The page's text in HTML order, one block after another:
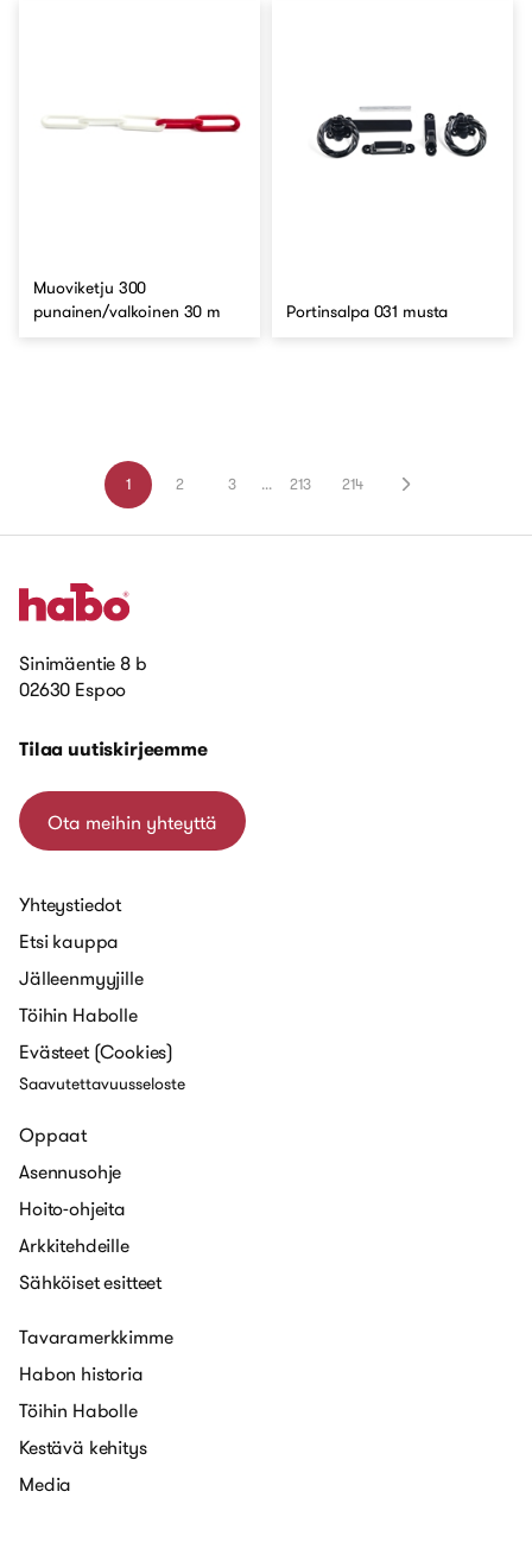
Muoviketju 300
punainen/valkoinen 30 m
Portinsalpa 031 musta
1 2 3 ... 213 214
Sinimäentie 8 b
02630 Espoo
Tilaa uutiskirjeemme
Ota meihin yhteyttä
Yhteystiedot
Etsi kauppa
Jälleenmyyjille
Töihin Habolle
Evästeet (Cookies)
Saavutettavuusseloste
Oppaat
Asennusohje
Hoito-ohjeita
Arkkitehdeille
Sähköiset esitteet
Tavaramerkkimme
Habon historia
Töihin Habolle
Kestävä kehitys
Media